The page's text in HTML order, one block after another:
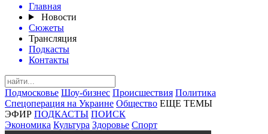
Главная
Новости
Сюжеты
Трансляция
Подкасты
Контакты
Подмосковье Шоу-бизнес Происшествия Политика
Спецоперация на Украине Общество ЕЩЕ ТЕМЫ
ЭФИР ПОДКАСТЫ ПОИСК
Экономика Культура Здоровье Спорт